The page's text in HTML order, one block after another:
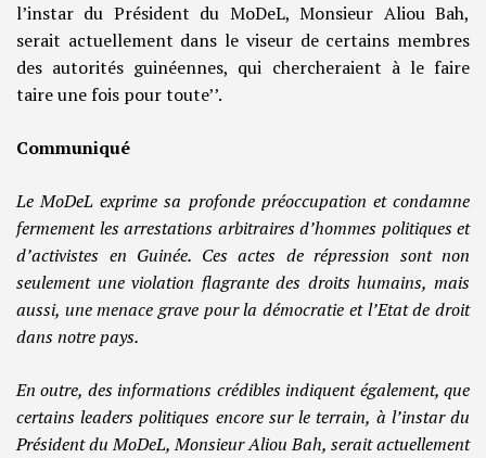
l’instar du Président du MoDeL, Monsieur Aliou Bah,
serait actuellement dans le viseur de certains membres
des autorités guinéennes, qui chercheraient à le faire
taire une fois pour toute’’.
Communiqué
Le MoDeL exprime sa profonde préoccupation et condamne
fermement les arrestations arbitraires d’hommes politiques et
d’activistes en Guinée. Ces actes de répression sont non
seulement une violation flagrante des droits humains, mais
aussi, une menace grave pour la démocratie et l’Etat de droit
dans notre pays.
En outre, des informations crédibles indiquent également, que
certains leaders politiques encore sur le terrain, à l’instar du
Président du MoDeL, Monsieur Aliou Bah, serait actuellement